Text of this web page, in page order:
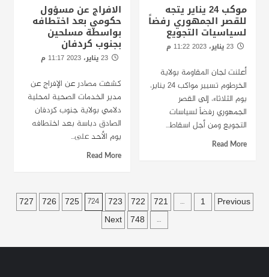
موكب 24 يناير يتجه
للقصر الجمهوري رفضاً
لسياسيات التجويع
23 يناير، 2023 11:22 م
أعلنت لجان المقاومة بولاية
الخرطوم تسيير مواكب 24 يناير،
يوم الثلاثاء، إلى القصر
الجمهوري رفضاً لسياسات
التجويع ومن أجل اسقاط...
Read More
الافراج عن مسؤول
حكومي بعد اختطافه
بواسطة مسلحين
بجنوب كردفان
23 يناير، 2023 11:17 م
كشفت مصادر عن الإفراج عن
مدير الخدمات الصحية لمحلية
دلامي بولاية جنوب كردفان
الصادق دباسة بعد اختطافه
يوم الأحد على...
Read More
Posts
pagination
Previous
1
…
721
722
723
724
725
726
727
…
748
Next